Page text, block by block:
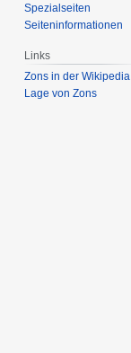
Spezialseiten
Seiten­­informationen
Links
Zons in der Wikipedia
Lage von Zons